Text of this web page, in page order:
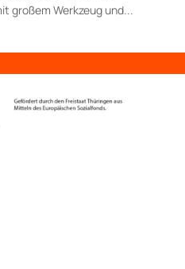
großem Werkzeug und...